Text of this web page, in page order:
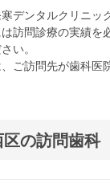
ンタルクリニッ
訪問診療の実績
い。
ご訪問先が歯科
の訪問歯科